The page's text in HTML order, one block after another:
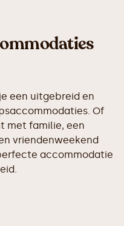
een uitgebreid en
Of
met familie, een
vriendenweekend
accommodatie